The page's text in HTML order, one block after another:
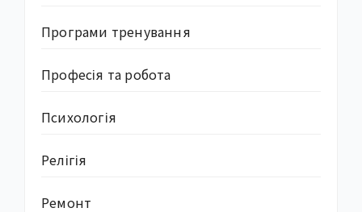
Програми тренування
Професія та робота
Психологія
Релігія
Ремонт